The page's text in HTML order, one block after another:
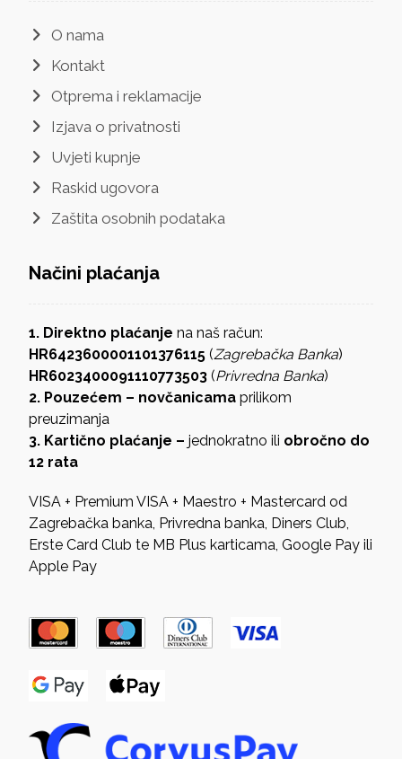
O nama
Kontakt
Otprema i reklamacije
Izjava o privatnosti
Uvjeti kupnje
Raskid ugovora
Zaštita osobnih podataka
Načini plaćanja
1. Direktno plaćanje na naš račun:
HR6423600001101376115(Zagrebačka Banka)
HR6023400091110773503(Privredna Banka)
2. Pouzećem – novčanicamaprilikom
preuzimanja
3. Kartično plaćanje –jednokratno ili obročno do
12 rata
VISA + Premium VISA + Maestro + Mastercard od
Zagrebačka banka, Privredna banka, Diners Club,
Erste Card Club te MB Plus karticama, Google Pay ili
Apple Pay